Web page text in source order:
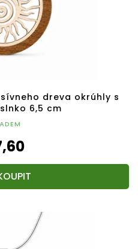
dreva okrúhly s
6,5 cm